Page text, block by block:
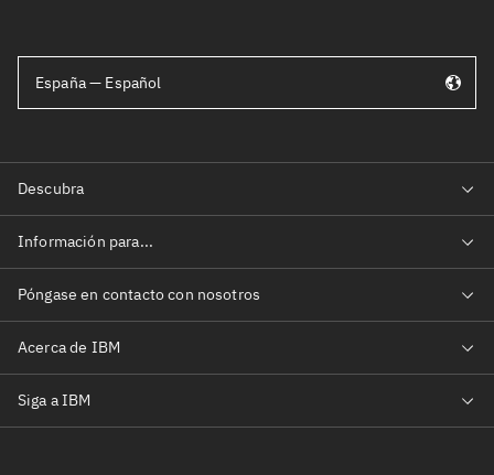
España — Español